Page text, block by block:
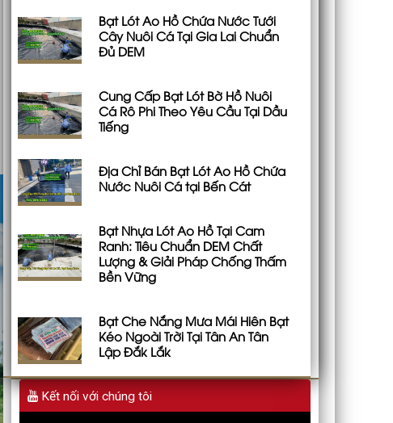
Bạt Lót Ao Hồ Chứa Nước Tưới
Cây Nuôi Cá Tại Gia Lai Chuẩn
Đủ DEM
Cung Cấp Bạt Lót Bờ Hồ Nuôi
Cá Rô Phi Theo Yêu Cầu Tại Dầu
Tiếng
Địa Chỉ Bán Bạt Lót Ao Hồ Chứa
Nước Nuôi Cá tại Bến Cát
Bạt Nhựa Lót Ao Hồ Tại Cam
Ranh: Tiêu Chuẩn DEM Chất
Lượng & Giải Pháp Chống Thấm
Bền Vững
Bạt Che Nắng Mưa Mái Hiên Bạt
Kéo Ngoài Trời Tại Tân An Tân
Lập Đắk Lắk
Kết nối với chúng tôi